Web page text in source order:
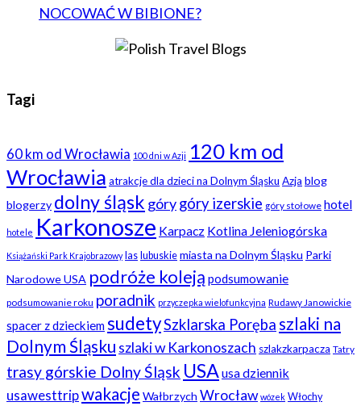
NOCOWAĆ W BIBIONE?
Tagi
60 km od Wrocławia 100 dni w Azji 120 km od
Wrocławia atrakcje dla dzieci na Dolnym Śląsku Azja blog
blogerzy dolny śląsk górygóry izerskie góry stołowe hotel
hotele Karkonosze Karpacz Kotlina Jeleniogórska
Książański Park Krajobrazowy las lubuskie miasta na Dolnym Śląsku Parki
Narodowe USA podróże koleją podsumowanie
podsumowanie roku poradnik przyczepka wielofunkcyjna Rudawy Janowickie
spacer z dzieckiemsudetySzklarska Poręba szlaki na
Dolnym Śląsku szlaki w Karkonoszach szlakzkarpacza Tatry
trasy górskie Dolny Śląsk USA usa dziennik
usawesttripwakacje Wałbrzych Wrocław wózek Włochy